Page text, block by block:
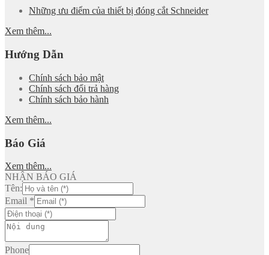
Những ưu điểm của thiết bị đóng cắt Schneider
Xem thêm...
Hướng Dẫn
Chính sách bảo mật
Chính sách đổi trả hàng
Chính sách bảo hành
Xem thêm...
Báo Giá
Xem thêm...
NHẬN BÁO GIÁ
Tên:
Email *
Phone